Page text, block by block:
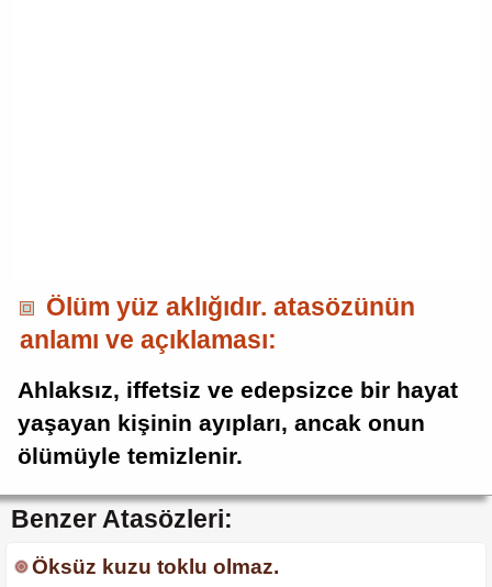
Ölüm yüz aklığıdır. atasözünün
anlamı ve açıklaması:
Ahlaksız, iffetsiz ve edepsizce bir hayat
yaşayan kişinin ayıpları, ancak onun
ölümüyle temizlenir.
Benzer Atasözleri:
Öksüz kuzu toklu olmaz.